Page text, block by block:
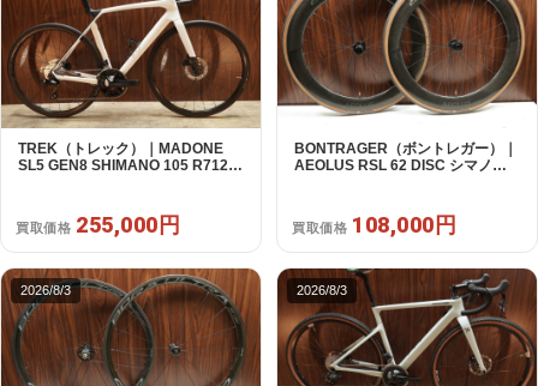
TREK（トレック）｜MADONE
SL5 GEN8 SHIMANO 105 R7120
買取価格 255,000円
BONTRAGER（ボントレガー）｜
AEOLUS RSL 62 DISC シマノフ
買取価格 108,000円
2026/8/3 2026/8/3